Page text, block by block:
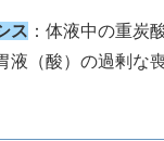
ス ：体液中の重炭
液（酸）の過剰な